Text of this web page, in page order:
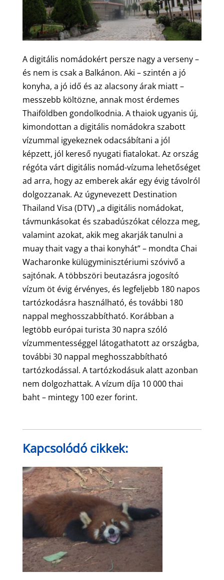
A digitális nomádokért persze nagy a verseny –
és nem is csak a Balkánon. Aki – szintén a jó
konyha, a jó idő és az alacsony árak miatt –
messzebb költözne, annak most érdemes
Thaiföldben gondolkodnia. A thaiok ugyanis új,
kimondottan a digitális nomádokra szabott
vízummal igyekeznek odacsábítani a jól
képzett, jól kereső nyugati fiatalokat. Az ország
régóta várt digitális nomád-vízuma lehetőséget
ad arra, hogy az emberek akár egy évig távolról
dolgozzanak. Az úgynevezett Destination
Thailand Visa (DTV) „a digitális nomádokat,
távmunkásokat és szabadúszókat célozza meg,
valamint azokat, akik meg akarják tanulni a
muay thait vagy a thai konyhát” – mondta Chai
Wacharonke külügyminisztériumi szóvivő a
sajtónak. A többszöri beutazásra jogosító
vízum öt évig érvényes, és legfeljebb 180 napos
tartózkodásra használható, és további 180
nappal meghosszabbítható. Korábban a
legtöbb európai turista 30 napra szóló
vízummentességgel látogathatott az országba,
további 30 nappal meghosszabbítható
tartózkodással. A tartózkodásuk alatt azonban
nem dolgozhattak. A vízum díja 10 000 thai
baht – mintegy 100 ezer forint.
Kapcsolódó cikkek: